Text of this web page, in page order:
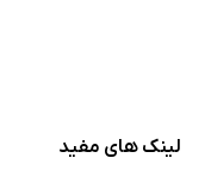
لینک های مفید